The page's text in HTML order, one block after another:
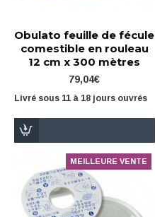
Obulato feuille de fécule
comestible en rouleau
12 cm x 300 mètres
79,04€
Livré sous 11 à 18 jours ouvrés
MEILLEURE VENTE